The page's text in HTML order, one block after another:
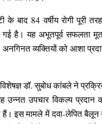
के बाद 84 वर्षीय रोगी पूरी
है। यह अभूतपूर्व सफलता
व्यक्तियों को आशा
डॉ. सुबोध कांबले ने
उन्नत उपचार विकल्प
इस मामले में दवा-लेपित बैलून